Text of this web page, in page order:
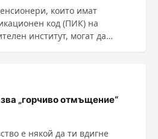
които имат
код (ПИК) на
институт, могат да
„горчиво отмъщение“
е някой да ти вдигне